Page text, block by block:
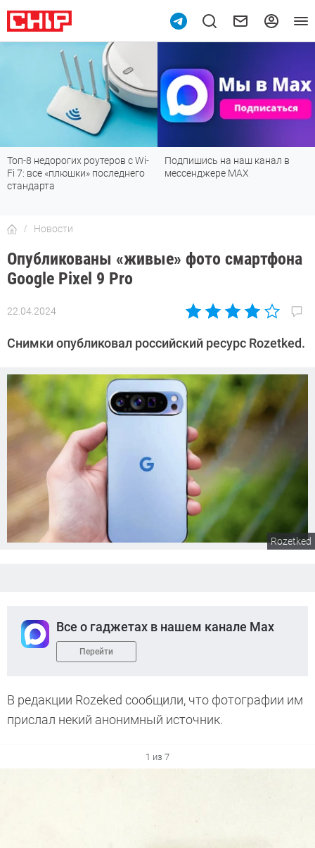
Подпишись на наш канал в
мессенджере МАХ
Рейтинг телевизоров 2026:
лучшие модели для гостиной,
Новости
Опубликованы «живые» фото смартфона
Google Pixel 9 Pro
22.04.2024
Автор:
Калашников
Снимки опубликовал российский ресурс Rozetked.
Rozetked
Все о гаджетах в нашем канале Max
Перейти
В редакции Rozeked сообщили, что фотографии им
прислал некий анонимный источник.
1 из 7